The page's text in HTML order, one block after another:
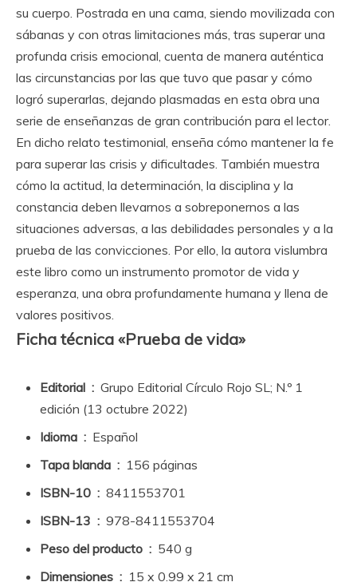
su cuerpo. Postrada en una cama, siendo movilizada con
sábanas y con otras limitaciones más, tras superar una
profunda crisis emocional, cuenta de manera auténtica
las circunstancias por las que tuvo que pasar y cómo
logró superarlas, dejando plasmadas en esta obra una
serie de enseñanzas de gran contribución para el lector.
En dicho relato testimonial, enseña cómo mantener la fe
para superar las crisis y dificultades. También muestra
cómo la actitud, la determinación, la disciplina y la
constancia deben llevarnos a sobreponernos a las
situaciones adversas, a las debilidades personales y a la
prueba de las convicciones. Por ello, la autora vislumbra
este libro como un instrumento promotor de vida y
esperanza, una obra profundamente humana y llena de
valores positivos.
Ficha técnica «Prueba de vida»
Editorial ‏ : ‎ Grupo Editorial Círculo Rojo SL; N.º 1
edición (13 octubre 2022)
Idioma ‏ : ‎ Español
Tapa blanda ‏ : ‎ 156 páginas
ISBN-10 ‏ : ‎ 8411553701
ISBN-13 ‏ : ‎ 978-8411553704
Peso del producto ‏ : ‎ 540 g
Dimensiones ‏ : ‎ 15 x 0.99 x 21 cm